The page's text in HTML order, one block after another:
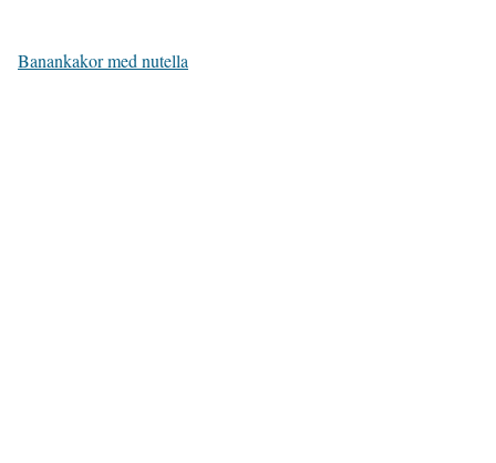
Banankakor med nutella